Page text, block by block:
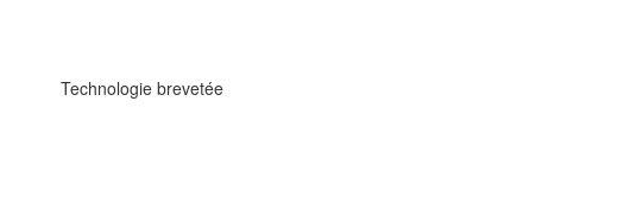
Technologie brevetée